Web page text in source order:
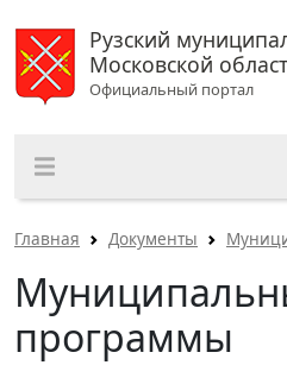
Рузский
Московской
Официальный портал
Главная Документы
программы